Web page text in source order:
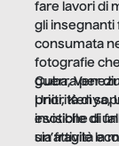
fare lavori di
gli insegnanti
consumata
fotografie
guerra per
priorità di
invisibile di
un’attività
Cuba,
Uniti, Kenya,
esotiche di
sia fragile la